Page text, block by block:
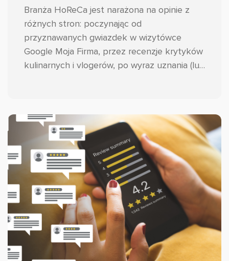
Branża HoReCa jest narażona na opinie z
różnych stron: poczynając od
przyznawanych gwiazdek w wizytówce
Google Moja Firma, przez recenzje krytyków
kulinarnych i vlogerów, po wyraz uznania (lub
ten proces i skutecznie zbierać opinie w
branży HoReCa!